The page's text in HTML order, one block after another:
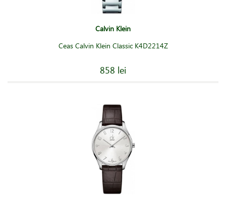
Calvin Klein
Ceas Calvin Klein Classic K4D2214Z
858 lei